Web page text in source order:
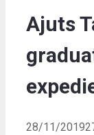
Ajuts
28/11/2019